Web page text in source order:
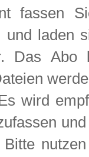
fassen
und laden
Das
wird
Bitte